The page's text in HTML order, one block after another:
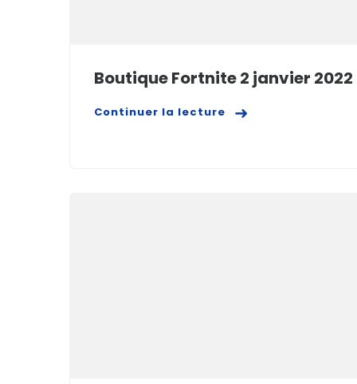
Boutique Fortnite 2 janvier 2022
Continuer la lecture